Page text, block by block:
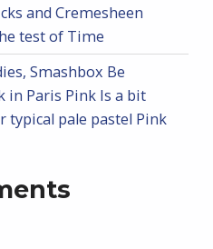
and Cremesheen
test of Time
Smashbox Be
in Paris Pink Is a bit
typical pale pastel Pink